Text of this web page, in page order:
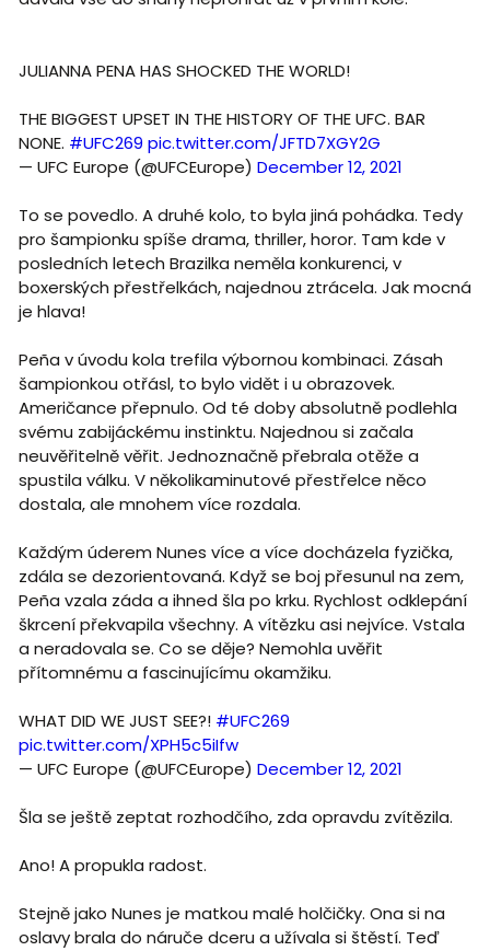
JULIANNA PENA HAS SHOCKED THE WORLD!
THE BIGGEST UPSET IN THE HISTORY OF THE UFC. BAR
NONE. #UFC269 pic.twitter.com/JFTD7XGY2G
— UFC Europe (@UFCEurope) December 12, 2021
To se povedlo. A druhé kolo, to byla jiná pohádka. Tedy
pro šampionku spíše drama, thriller, horor. Tam kde v
posledních letech Brazilka neměla konkurenci, v
boxerských přestřelkách, najednou ztrácela. Jak mocná
je hlava!
Peña v úvodu kola trefila výbornou kombinaci. Zásah
šampionkou otřásl, to bylo vidět i u obrazovek.
Američance přepnulo. Od té doby absolutně podlehla
svému zabijáckému instinktu. Najednou si začala
neuvěřitelně věřit. Jednoznačně přebrala otěže a
spustila válku. V několikaminutové přestřelce něco
dostala, ale mnohem více rozdala.
Každým úderem Nunes více a více docházela fyzička,
zdála se dezorientovaná. Když se boj přesunul na zem,
Peña vzala záda a ihned šla po krku. Rychlost odklepání
škrcení překvapila všechny. A vítězku asi nejvíce. Vstala
a neradovala se. Co se děje? Nemohla uvěřit
přítomnému a fascinujícímu okamžiku.
WHAT DID WE JUST SEE?! #UFC269
pic.twitter.com/XPH5c5iIfw
— UFC Europe (@UFCEurope) December 12, 2021
Šla se ještě zeptat rozhodčího, zda opravdu zvítězila.
Ano! A propukla radost.
Stejně jako Nunes je matkou malé holčičky. Ona si na
oslavy brala do náruče dceru a užívala si štěstí. Teď